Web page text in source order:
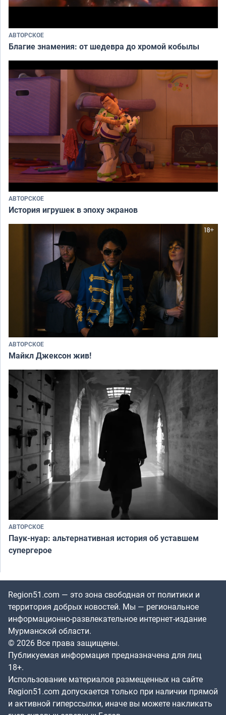
АВТОРСКОЕ
Благие знамения: от шедевра до хромой кобылы
АВТОРСКОЕ
История игрушек в эпоху экранов
АВТОРСКОЕ
Майкл Джексон жив!
АВТОРСКОЕ
Паук-нуар: альтернативная история об уставшем
супергерое
Region51.com — это зона свободная от политики и
территория добрых новостей. Мы — региональное
информационно-развлекательное интернет-издание
Мурманской области.
© 2026 Все права защищены.
Публикуемая информация предназначена для лиц
18+.
Использование материалов размещенных на сайте
Region51.com допускается только при наличии прямой
и активной гиперссылки, иначе вы можете накликать